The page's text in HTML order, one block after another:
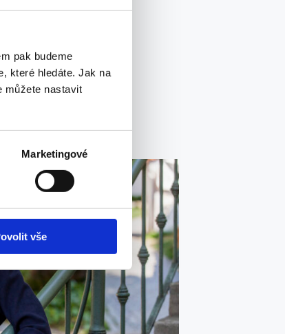
pak budeme
které hledáte. Jak na
můžete nastavit
Marketingové
vše
i sedmnáct,
osmnácti.